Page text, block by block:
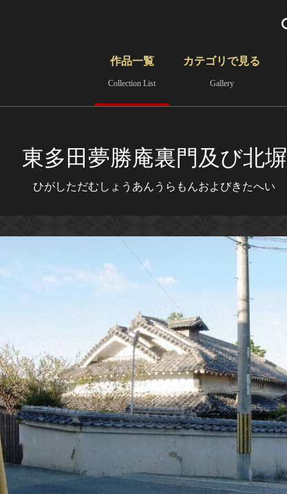
さらに詳細検索
作品一覧
Collection List
カテゴリで見る
Gallery
東多田夢勝庵裏門及び北塀
ひがしただむしょうあんうらもんおよびきたへい